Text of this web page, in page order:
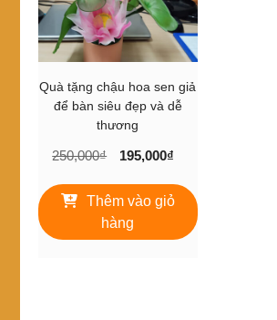
Quà tặng chậu hoa sen giả
để bàn siêu đẹp và dễ
thương
250,000₫
Giá
là:
250,000₫.
195,000₫
tại
195,000₫.
Thêm vào giỏ
hàng